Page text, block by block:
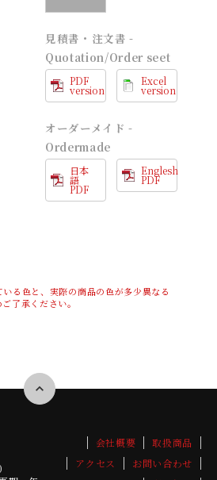
見積書・注文書 -
Quotation/Order seet
PDF
version
Excel
version
オーダーメイド -
Ordermade
日本
語
PDF
Englesh
PDF
る色と、実際の商品の色が多少異なる
了承ください。
会社概要
取扱商品
アクセス
お問い合わせ